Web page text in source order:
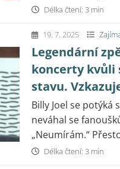
Délka čtení: 3 min
19. 7. 2025
Legendární
koncerty kvůli
stavu.
Billy Joel se
neváhal se
„Neumírám.“
Délka čtení: 3 min